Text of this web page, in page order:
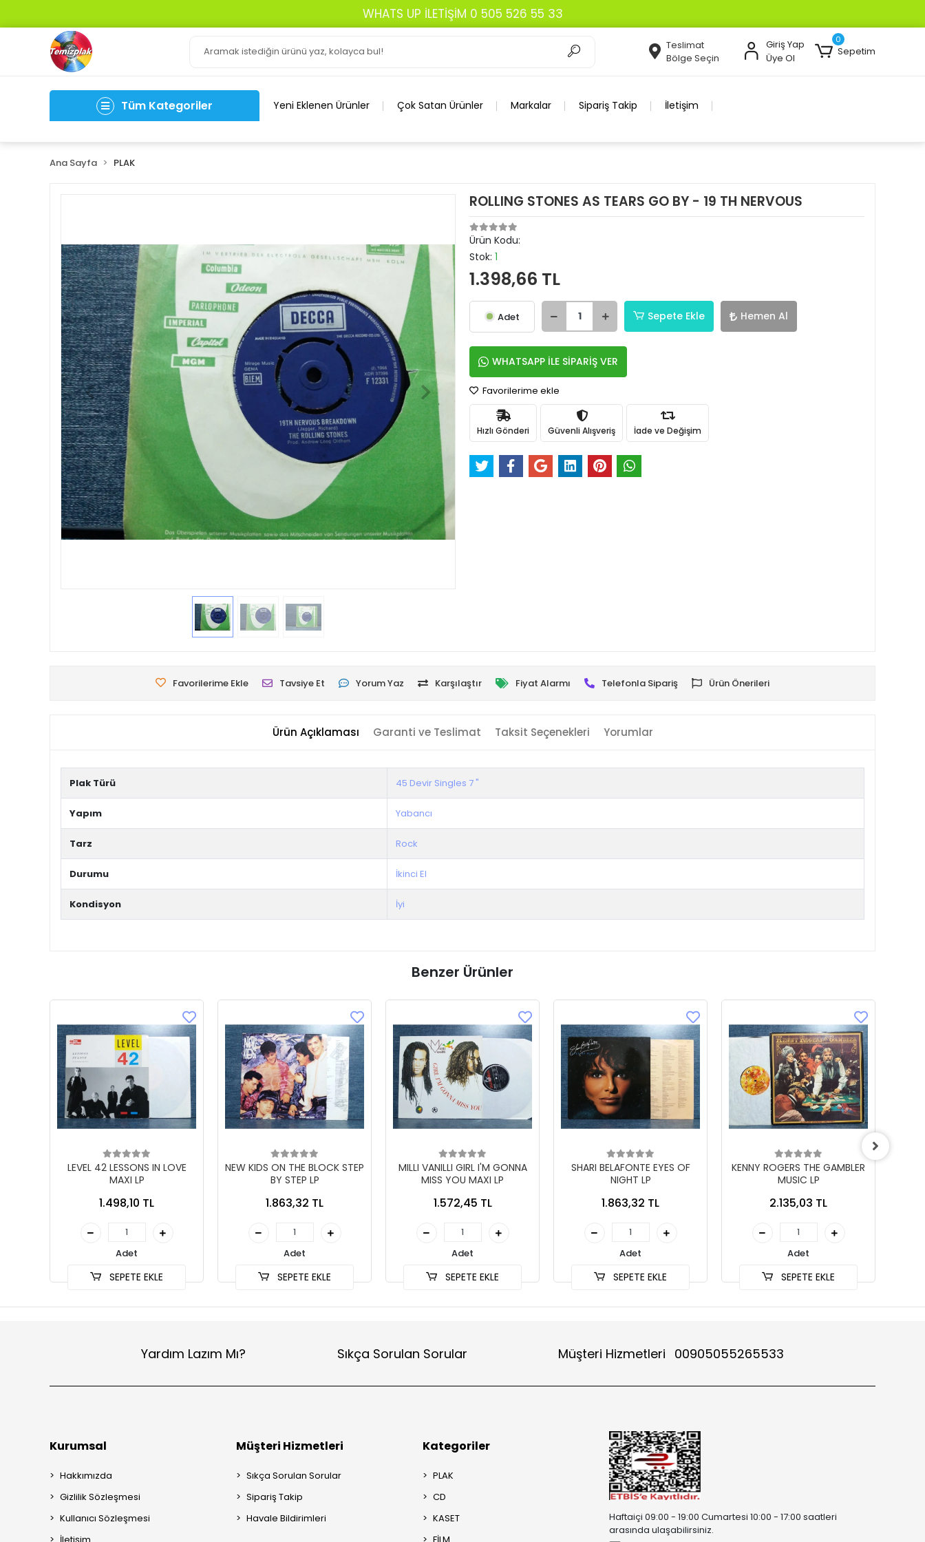
WHATS UP İLETİŞİM 0 505 526 55 33
Teslimat
Bölge Seçin
Giriş Yap
Üye Ol
0
Sepetim
Tüm Kategoriler Yeni Eklenen Ürünler Çok Satan Ürünler Markalar Sipariş Takip İletişim
Ana Sayfa PLAK
ROLLING STONES AS TEARS GO BY - 19 TH NERVOUS
Ürün Kodu:
Stok: 1
1.398,66 TL
Adet Sepete Ekle Hemen Al
WHATSAPP İLE SİPARİŞ VER
Favorilerime ekle
Hızlı Gönderi Güvenli Alışveriş İade ve Değişim
Favorilerime Ekle Tavsiye Et Yorum Yaz Karşılaştır Fiyat Alarmı Telefonla Sipariş Ürün Önerileri
Ürün Açıklaması Garanti ve Teslimat Taksit Seçenekleri Yorumlar
Plak Türü 45 Devir Singles 7 "
Yapım Yabancı
Tarz Rock
Durumu İkinci El
Kondisyon İyi
Benzer Ürünler
LEVEL 42 LESSONS IN LOVE
MAXI LP
1.498,10 TL
Adet
SEPETE EKLE
NEW KIDS ON THE BLOCK STEP
BY STEP LP
1.863,32 TL
Adet
SEPETE EKLE
MILLI VANILLI GIRL I'M GONNA
MISS YOU MAXI LP
1.572,45 TL
Adet
SEPETE EKLE
SHARI BELAFONTE EYES OF
NIGHT LP
1.863,32 TL
Adet
SEPETE EKLE
KENNY ROGERS THE GAMBLER
MUSIC LP
2.135,03 TL
Adet
SEPETE EKLE
Yardım Lazım Mı? Sıkça Sorulan Sorular Müşteri Hizmetleri 00905055265533
Kurumsal
Hakkımızda
Gizlilik Sözleşmesi
Kullanıcı Sözleşmesi
Müşteri Hizmetleri
Sıkça Sorulan Sorular
Sipariş Takip
Havale Bildirimleri
Kategoriler
PLAK
CD
KASET
Haftaiçi 09:00 - 19:00 Cumartesi 10:00 - 17:00 saatleri
arasında ulaşabilirsiniz.